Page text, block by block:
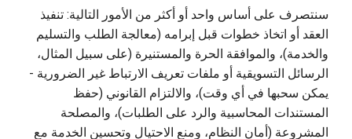
سنتصرف على أساس واحد أو أكثر من الأمور التالية: تنفيذ
العقد أو اتخاذ خطوات قبل إبرامه (معالجة الطلب والتسليم
والخدمة)، والموافقة الحرة والمستنيرة (على سبيل المثال،
الرسائل التسويقية أو ملفات تعريف الارتباط غير الضرورية -
يمكن سحبها في أي وقت)، والالتزام القانوني (حفظ
المستندات المحاسبية والرد على الطلبات)، والمصلحة
المشروعة (أمان النظام، ومنع الاحتيال وتحسين الخدمة مع